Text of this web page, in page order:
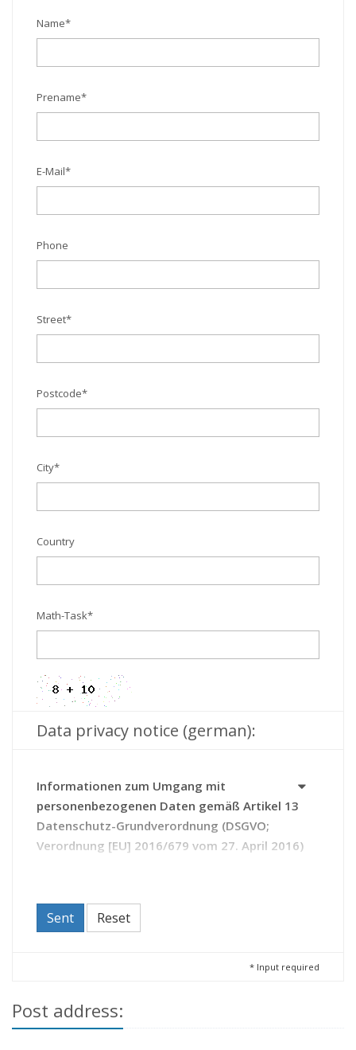
Name*
Prename*
E-Mail*
Phone
Street*
Postcode*
City*
Country
Math-Task*
Data privacy notice (german):
Informationen zum Umgang mit
personenbezogenen Daten gemäß Artikel 13
Datenschutz-Grundverordnung (DSGVO;
Verordnung [EU] 2016/679 vom 27. April 2016)
von Archivgut (Thüringer Archivgesetz - ThürArchivG).
Durch die Kontaktaufnahme mit dem Archiv erteilen Sie
jederzeit zu widerrufen (Artikel 21 DSGVO);
Sent Reset
* Input required
Post address: